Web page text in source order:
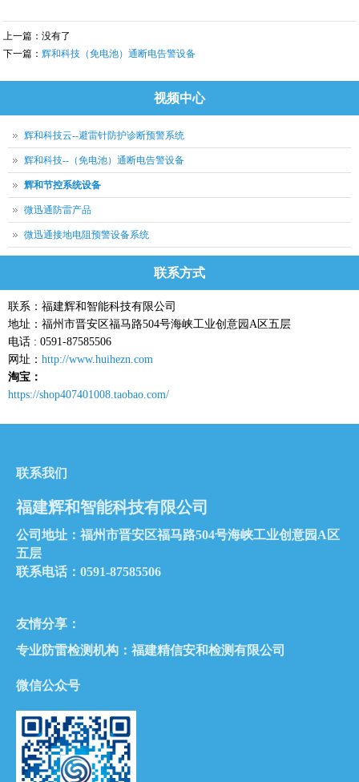
上一篇：没有了
下一篇：辉和科技（免电池）通断电告警设备
视频中心
辉和科技云--避雷针防护诊断预警系统
辉和科技--（免电池）通断电告警设备
辉和节控系统设备
微迅通防雷产品
微迅通接地电阻预警设备系统
联系方式
联系：福建辉和智能科技有限公司
地址：福州市晋安区福马路504号海峡工业创意园A区五层
电话 : 0591-87585506
网址： http://www.huihezn.com
淘宝：
https://shop407401008.taobao.com/
联系我们
福建辉和智能科技有限公司
公司地址：福州市晋安区福马路504号海峡工业创意园A区
五层
联系电话：0591-87585506
友情分享：
专业防雷检测机构： 福建精信安和检测有限公司
微信公众号